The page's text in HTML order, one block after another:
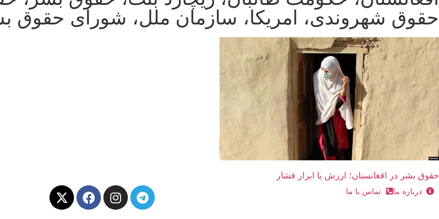
حقوق شهروندی، امریکا، سازمان ملل، شورای حقوق
حقوق بشر در افغانستان؛ ارزش یا ابزار فشار
درباره ما تماس با ما